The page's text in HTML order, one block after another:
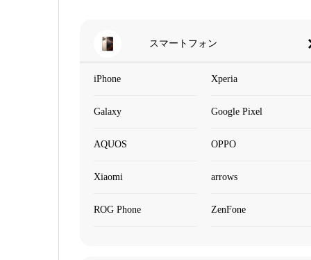
スマートフォン
iPhone Xperia
Galaxy Google Pixel
AQUOS OPPO
Xiaomi arrows
ROG Phone ZenFone